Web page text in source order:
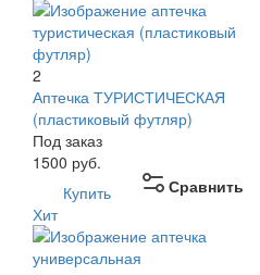
2
Аптечка ТУРИСТИЧЕСКАЯ
(пластиковый футляр)
Под заказ
1500 руб.
Сравнить
Купить
Хит